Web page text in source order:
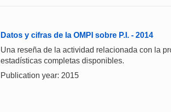
Datos y cifras de la OMPI sobre P.I. - 2014
Una reseña de la actividad relacionada con la
estadísticas completas disponibles.
Publication year: 2015